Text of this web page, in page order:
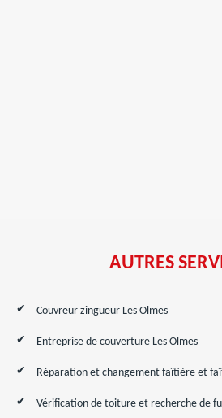
AUTRES
Couvreur zingueur Les Olmes
Entreprise de couverture Les Olmes
Réparation et changement faîtière et
Vérification de toiture et recherche de